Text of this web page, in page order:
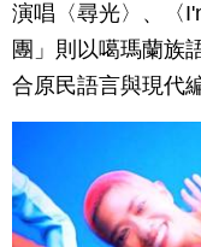
演唱〈尋光〉、〈
團」則以噶瑪蘭族
合原民語言與現代